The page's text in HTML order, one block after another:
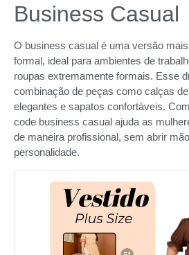
Business Casual
O business casual é uma versão
formal, ideal para ambientes de
roupas extremamente formais. Esse
combinação de peças como calças
elegantes e sapatos confortáveis.
code business casual ajuda as
de maneira profissional, sem abrir
personalidade.